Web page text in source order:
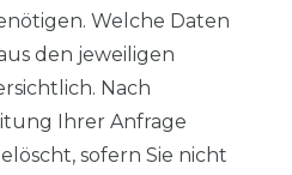
Welche Daten
den jeweiligen
Nach
Ihrer Anfrage
sofern Sie nicht